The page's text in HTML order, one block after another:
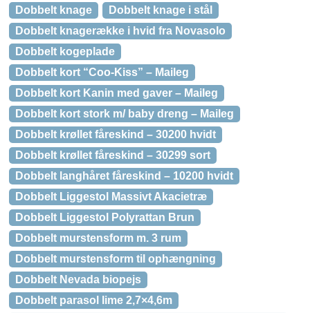
Dobbelt knage
Dobbelt knage i stål
Dobbelt knagerække i hvid fra Novasolo
Dobbelt kogeplade
Dobbelt kort “Coo-Kiss” – Maileg
Dobbelt kort Kanin med gaver – Maileg
Dobbelt kort stork m/ baby dreng – Maileg
Dobbelt krøllet fåreskind – 30200 hvidt
Dobbelt krøllet fåreskind – 30299 sort
Dobbelt langhåret fåreskind – 10200 hvidt
Dobbelt Liggestol Massivt Akacietræ
Dobbelt Liggestol Polyrattan Brun
Dobbelt murstensform m. 3 rum
Dobbelt murstensform til ophængning
Dobbelt Nevada biopejs
Dobbelt parasol lime 2,7×4,6m